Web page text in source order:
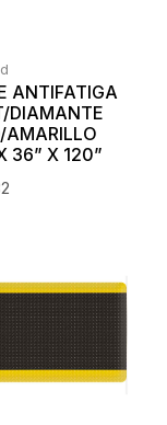
ANTIFATIGA
DIAMANTE
AMARILLO
36” X 120”